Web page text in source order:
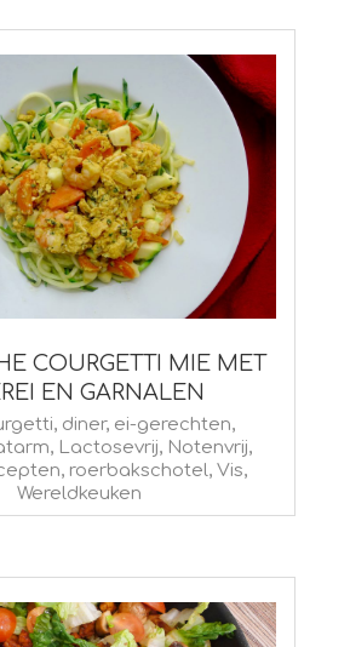
COURGETTI MIE MET
EN GARNALEN
, diner, ei-gerechten,
, Lactosevrij, Notenvrij,
, roerbakschotel, Vis,
Wereldkeuken